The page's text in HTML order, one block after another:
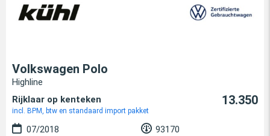
Volkswagen Polo
Highline
Rijklaar op kenteken
incl. BPM, btw en standaard import pakket
13.350
07/2018
93170